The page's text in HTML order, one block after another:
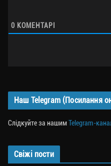
0 КОМЕНТАРІ
Наш Telegram (Посилання
Слідкуйте за нашимTelegram-
Свіжі пости